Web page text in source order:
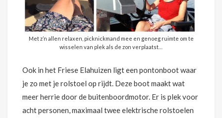
Met z’n allen relaxen, picknickmand mee en genoeg ruimte om te
wisselen van plek als de zon verplaatst…
Ook in het Friese Elahuizen ligt een pontonboot waar
je zo met je rolstoel op rijdt. Deze boot maakt wat
meer herrie door de buitenboordmotor. Er is plek voor
acht personen, maximaal twee elektrische rolstoelen